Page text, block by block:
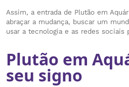
Assim, a entrada de Plutão em
abraçar a mudança, buscar um
usar a tecnologia e as redes sociais
Plutão em
seu signo